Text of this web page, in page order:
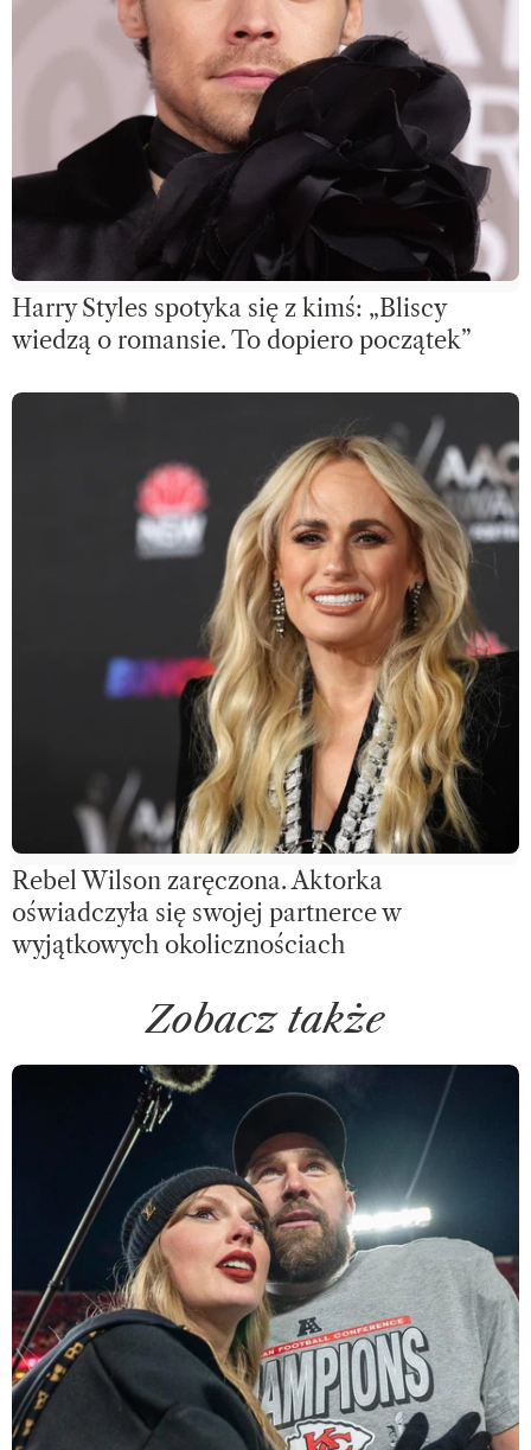
Harry Styles spotyka się z kimś: „Bliscy
wiedzą o romansie. To dopiero początek”
Rebel Wilson zaręczona. Aktorka
oświadczyła się swojej partnerce w
wyjątkowych okolicznościach
Zobacz także